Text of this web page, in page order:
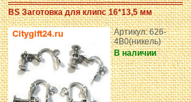
BS Заготовка для клипс 16*13,5 мм
Артикул: 626-
4B0(никель)
В наличии